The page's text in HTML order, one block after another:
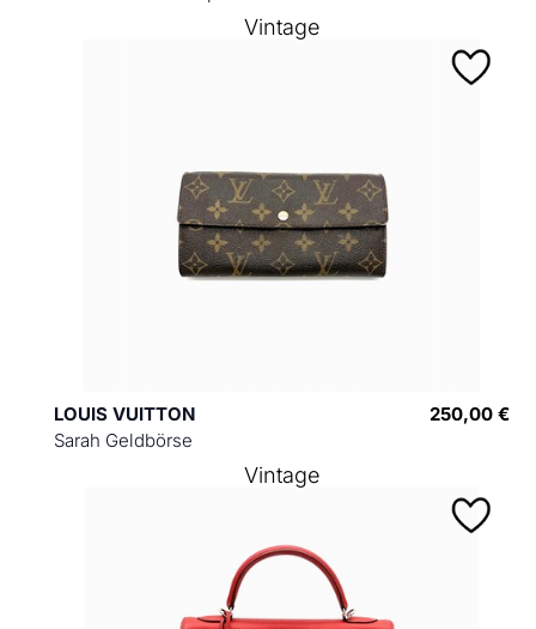
LOUIS VUITTON
Sarah Geldbörse
250,00 €
Vintage
Vintage